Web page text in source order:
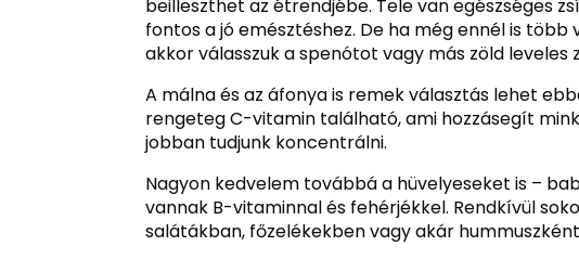
beilleszthet az étrendjébe. Tele van egészséges
fontos a jó emésztéshez. De ha még ennél is
akkor válasszuk a spenótot vagy más zöld leveles
A málna és az áfonya is remek választás lehet
rengeteg C-vitamin található, ami hozzásegít
jobban tudjunk koncentrálni.
Nagyon kedvelem továbbá a hüvelyeseket is –
vannak B-vitaminnal és fehérjékkel. Rendkívül
salátákban, főzelékekben vagy akár hummuszként